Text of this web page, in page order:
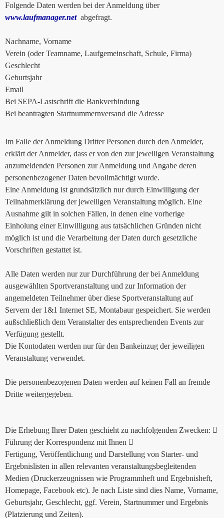
Folgende Daten werden bei der Anmeldung über
www.laufmanager.netabgefragt.
Nachname, Vorname
Verein (oder Teamname, Laufgemeinschaft, Schule, Firma)
Geschlecht
Geburtsjahr
Email
Bei SEPA-Lastschrift die Bankverbindung
Bei beantragten Startnummernversand die Adresse
Im Falle der Anmeldung Dritter Personen durch den Anmelder,
erklärt der Anmelder, dass er von den zur jeweiligen Veranstaltung
anzumeldenden Personen zur Anmeldung und Angabe deren
personenbezogener Daten bevollmächtigt wurde.
Eine Anmeldung ist grundsätzlich nur durch Einwilligung der
Teilnahmerklärung der jeweiligen Veranstaltung möglich. Eine
Ausnahme gilt in solchen Fällen, in denen eine vorherige
Einholung einer Einwilligung aus tatsächlichen Gründen nicht
möglich ist und die Verarbeitung der Daten durch gesetzliche
Vorschriften gestattet ist.
Alle Daten werden nur zur Durchführung der bei Anmeldung
ausgewählten Sportveranstaltung und zur Information der
angemeldeten Teilnehmer über diese Sportveranstaltung auf
Servern der 1&1 Internet SE, Montabaur gespeichert. Sie werden
außschließlich dem Veranstalter des entsprechenden Events zur
Verfügung gestellt.
Die Kontodaten werden nur für den Bankeinzug der jeweiligen
Veranstaltung verwendet.
Die personenbezogenen Daten werden auf keinen Fall an fremde
Dritte weitergegeben.
Die Erhebung Ihrer Daten geschieht zu nachfolgenden Zwecken: 
Führung der Korrespondenz mit Ihnen 
Fertigung, Veröffentlichung und Darstellung von Starter- und
Ergebnislisten in allen relevanten veranstaltungsbegleitenden
Medien (Druckerzeugnissen wie Programmheft und Ergebnisheft,
Homepage, Facebook etc). Je nach Liste sind dies Name, Vorname,
Geburtsjahr, Geschlecht, ggf. Verein, Startnummer und Ergebnis
(Platzierung und Zeiten).